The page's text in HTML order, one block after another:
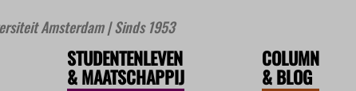
Amsterdam | Sinds 1953
STUDENTENLEVEN
&MAATSCHAPPIJ
COLUMN
&BLOG